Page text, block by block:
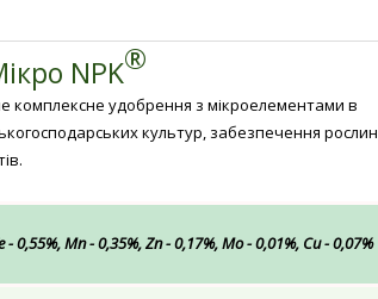
NPK®
комплексне удобрення з мікроелементами в
культур, забезпечення рослин
- 0,55%, Mn - 0,35%, Zn - 0,17%, Mо - 0,01%, Сu - 0,07%